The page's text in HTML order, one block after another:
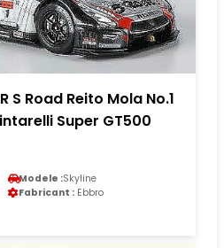
S Road Reito Mola No.1
Super GT500
Modele :Skyline
Fabricant : Ebbro